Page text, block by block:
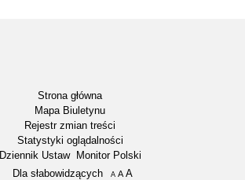
Strona główna
Mapa Biuletynu
Rejestr zmian treści
Statystyki oglądalności
Dziennik Ustaw
Monitor Polski
Menu dodatkowe
Dla słabowidzących A pomniejsz czcionkę
A standardowy rozmiar czcionki
A